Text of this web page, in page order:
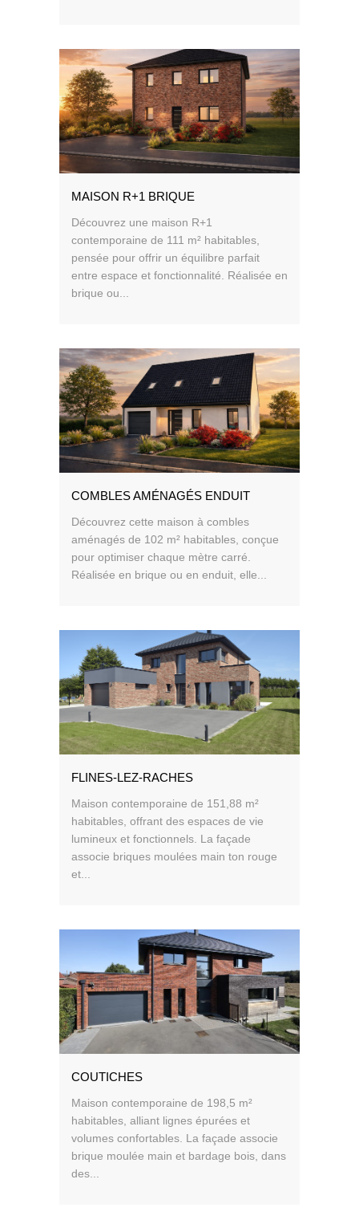
MAISON R+1 BRIQUE
Découvrez une maison R+1
contemporaine de 111 m² habitables,
pensée pour offrir un équilibre parfait
entre espace et fonctionnalité. Réalisée en
brique ou...
COMBLES AMÉNAGÉS ENDUIT
Découvrez cette maison à combles
aménagés de 102 m² habitables, conçue
pour optimiser chaque mètre carré.
Réalisée en brique ou en enduit, elle...
FLINES-LEZ-RACHES
Maison contemporaine de 151,88 m²
habitables, offrant des espaces de vie
lumineux et fonctionnels. La façade
associe briques moulées main ton rouge
et...
COUTICHES
Maison contemporaine de 198,5 m²
habitables, alliant lignes épurées et
volumes confortables. La façade associe
brique moulée main et bardage bois, dans
des...